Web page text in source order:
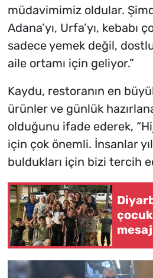
müdavimimiz oldular.
Adana’yı, Urfa’yı, kebabı
sadece yemek değil,
aile ortamı için geliyor.”
Kaydu, restoranın en
ürünler ve günlük
olduğunu ifade ederek,
için çok önemli. İnsanlar
buldukları için bizi tercih